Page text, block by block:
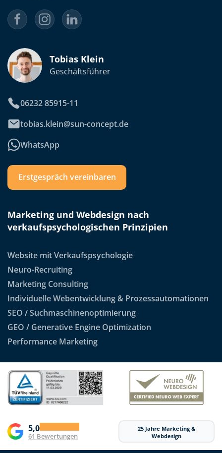
Tobias Klein
Geschäftsführer
06232 85915-11
tobias.klein@sun-concept.de
WhatsApp
Erstgespräch vereinbaren
Marketing und Webdesign nach
verkaufspsychologischen Prinzipien
Website mit Verkaufspsychologie
Neuro-Recruiting
Marketing Consulting
Individuelle Webentwicklung & Prozessautomationen
SEO / Suchmaschinenoptimierung
GEO / Generative Engine Optimization
Performance Marketing
5,0
61 Bewertungen
25 Jahre Marketing &
Webdesign